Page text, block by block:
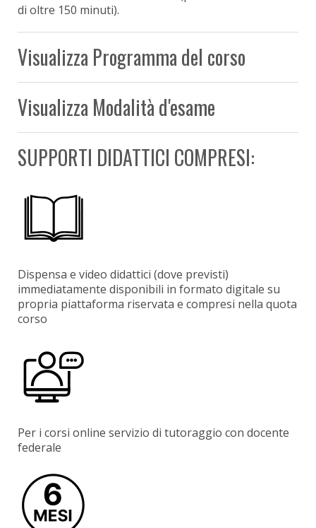
di oltre 150 minuti).
Visualizza Programma del corso
Visualizza Modalità d'esame
SUPPORTI DIDATTICI COMPRESI:
Dispensa e video didattici (dove previsti)
immediatamente disponibili in formato digitale su
propria piattaforma riservata e compresi nella quota
corso
Per i corsi online servizio di tutoraggio con docente
federale